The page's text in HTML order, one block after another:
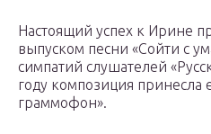
Настоящий успех к Ирине
выпуском песни «Сойти с
симпатий слушателей
году композиция принесла
граммофон».